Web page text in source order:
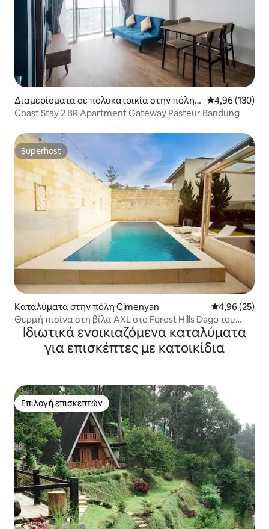
Διαμερίσματα σε πολυκατοικία στην πόλη K
ecamatan Cicendo
Μέση
4,96 (130)
Coast Stay 2 BR Apartment Gateway Pasteur Bandung
Superhost
Superhost
Καταλύματα στην πόλη Cimenyan Μέση
4,96 (25)
Θερμή πισίνα στη βίλα AXL στο Forest Hills Dago του
Μπαντούνγκ
Ιδιωτικά ενοικιαζόμενα καταλύματα
για επισκέπτες με κατοικίδια
Επιλογή επισκεπτών
Επιλογή επισκεπτών